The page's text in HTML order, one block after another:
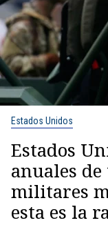
Estados Unidos
Estados
anuales
militares
esta es la